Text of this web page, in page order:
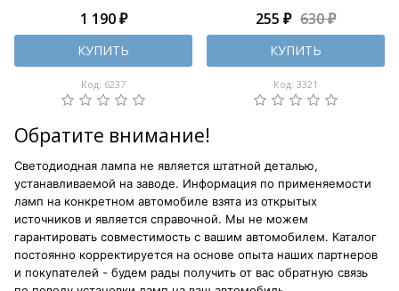
1 190 ₽
КУПИТЬ
Код: 6237
255 ₽ 630 ₽
КУПИТЬ
Код: 3321
Обратите внимание!
Светодиодная лампа не является штатной деталью,
устанавливаемой на заводе. Информация по применяемости
ламп на конкретном автомобиле взята из открытых
источников и является справочной. Мы не можем
гарантировать совместимость с вашим автомобилем. Каталог
постоянно корректируется на основе опыта наших партнеров
и покупателей - будем рады получить от вас обратную связь